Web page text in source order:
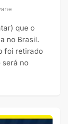
que o
no Brasil.
foi retirado
será no